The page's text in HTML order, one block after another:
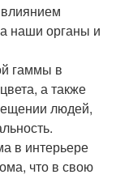
наши органы и
гаммы в
а также
людей,
в интерьере
что в свою